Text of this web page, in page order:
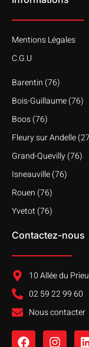
Mentions Légales
C.G.U
Barentin (76)
Bois-Guillaume (76)
Boos (76)
Fleury sur Andelle
Grand-Quevilly (76)
Isneauville (76)
Rouen (76)
Yvetot (76)
Contactez-nous
10 Allée du
02 59 22 99 60
Nous contacter